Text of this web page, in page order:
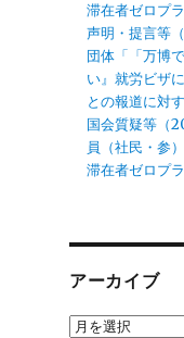
滞在者ゼロプラ
声明・提言等
団体「「万博
い』就労ビザ
との報道に対
国会質疑等（
員（社民・参
滞在者ゼロプラ
アーカイブ
ア